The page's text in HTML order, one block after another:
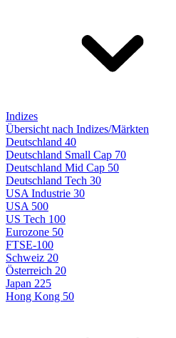
Indizes
Übersicht nach Indizes/Märkten
Deutschland 40
Deutschland Small Cap 70
Deutschland Mid Cap 50
Deutschland Tech 30
USA Industrie 30
USA 500
US Tech 100
Eurozone 50
FTSE-100
Schweiz 20
Österreich 20
Japan 225
Hong Kong 50